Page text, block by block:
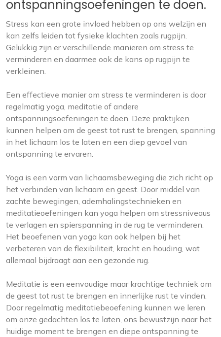
ontspanningsoefeningen te doen.
Stress kan een grote invloed hebben op ons welzijn en
kan zelfs leiden tot fysieke klachten zoals rugpijn.
Gelukkig zijn er verschillende manieren om stress te
verminderen en daarmee ook de kans op rugpijn te
verkleinen.
Een effectieve manier om stress te verminderen is door
regelmatig yoga, meditatie of andere
ontspanningsoefeningen te doen. Deze praktijken
kunnen helpen om de geest tot rust te brengen, spanning
in het lichaam los te laten en een diep gevoel van
ontspanning te ervaren.
Yoga is een vorm van lichaamsbeweging die zich richt op
het verbinden van lichaam en geest. Door middel van
zachte bewegingen, ademhalingstechnieken en
meditatieoefeningen kan yoga helpen om stressniveaus
te verlagen en spierspanning in de rug te verminderen.
Het beoefenen van yoga kan ook helpen bij het
verbeteren van de flexibiliteit, kracht en houding, wat
allemaal bijdraagt aan een gezonde rug.
Meditatie is een eenvoudige maar krachtige techniek om
de geest tot rust te brengen en innerlijke rust te vinden.
Door regelmatig meditatiebeoefening kunnen we leren
om onze gedachten los te laten, ons bewustzijn naar het
huidige moment te brengen en diepe ontspanning te